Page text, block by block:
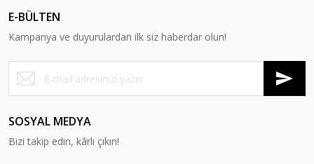
E-BÜLTEN
Kampanya ve duyurulardan ilk siz haberdar olun!
SOSYAL MEDYA
Bizi takip edin, kârlı çıkın!